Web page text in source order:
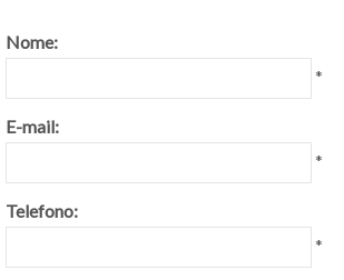
Nome:
*
E-mail:
*
Telefono:
*